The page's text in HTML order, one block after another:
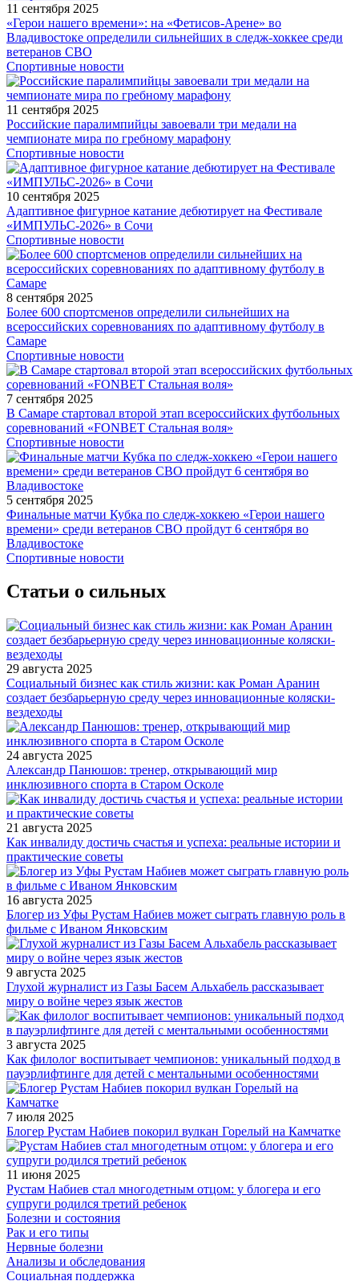
11 сентября 2025
«Герои нашего времени»: на «Фетисов-Арене» во
Владивостоке определили сильнейших в следж-хоккее среди
ветеранов СВО
Спортивные новости
11 сентября 2025
Российские паралимпийцы завоевали три медали на
чемпионате мира по гребному марафону
Спортивные новости
10 сентября 2025
Адаптивное фигурное катание дебютирует на Фестивале
«ИМПУЛЬС-2026» в Сочи
Спортивные новости
8 сентября 2025
Более 600 спортсменов определили сильнейших на
всероссийских соревнованиях по адаптивному футболу в
Самаре
Спортивные новости
7 сентября 2025
В Самаре стартовал второй этап всероссийских футбольных
соревнований «FONBET Стальная воля»
Спортивные новости
5 сентября 2025
Финальные матчи Кубка по следж-хоккею «Герои нашего
времени» среди ветеранов СВО пройдут 6 сентября во
Владивостоке
Спортивные новости
Статьи о сильных
29 августа 2025
Социальный бизнес как стиль жизни: как Роман Аранин
создает безбарьерную среду через инновационные коляски-
вездеходы
24 августа 2025
Александр Панюшов: тренер, открывающий мир
инклюзивного спорта в Старом Осколе
21 августа 2025
Как инвалиду достичь счастья и успеха: реальные истории и
практические советы
16 августа 2025
Блогер из Уфы Рустам Набиев может сыграть главную роль в
фильме с Иваном Янковским
9 августа 2025
Глухой журналист из Газы Басем Альхабель рассказывает
миру о войне через язык жестов
3 августа 2025
Как филолог воспитывает чемпионов: уникальный подход в
пауэрлифтинге для детей с ментальными особенностями
7 июля 2025
Блогер Рустам Набиев покорил вулкан Горелый на Камчатке
11 июня 2025
Рустам Набиев стал многодетным отцом: у блогера и его
супруги родился третий ребенок
Болезни и состояния
Рак и его типы
Нервные болезни
Анализы и обследования
Социальная поддержка